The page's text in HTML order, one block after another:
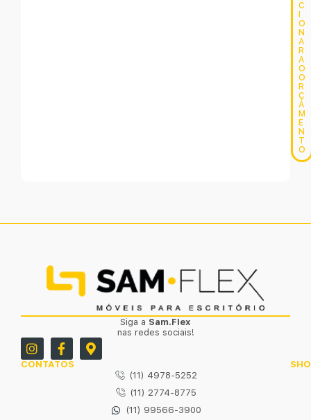
C
O
N
A
R
A
O
O
R
Ç
A
M
E
N
T
O
Siga a Sam.Flex
nas redes sociais!
CONTATOS
(11) 4978-5252
(11) 2774-8775
(11) 99566-3900